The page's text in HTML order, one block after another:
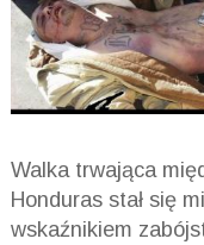
Walka trwająca
Honduras stał się
wskaźnikiem